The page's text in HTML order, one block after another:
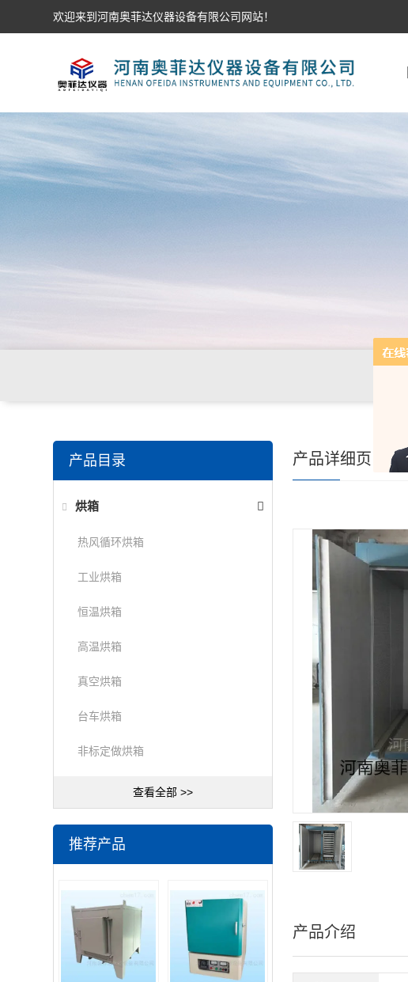
欢迎来到河南奥菲达仪器设备有限公司网站！
产品详细页
产品介绍
产品目录
烘箱
热风循环烘箱
工业烘箱
恒温烘箱
高温烘箱
真空烘箱
台车烘箱
非标定做烘箱
查看全部 >>
推荐产品